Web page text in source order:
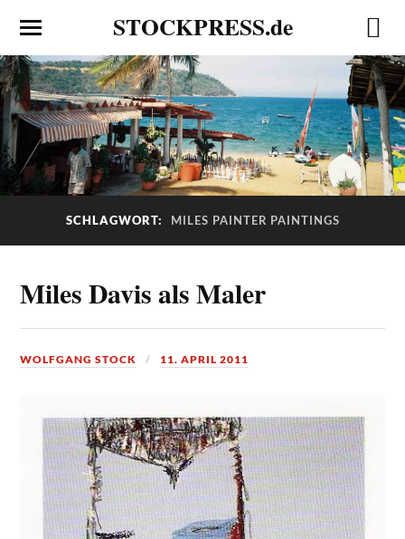
STOCKPRESS.de
SCHLAGWORT: MILES PAINTER PAINTINGS
Miles Davis als Maler
WOLFGANG STOCK 11. APRIL 2011